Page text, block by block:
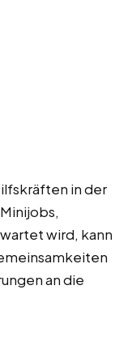
in der
wird, kann
an die